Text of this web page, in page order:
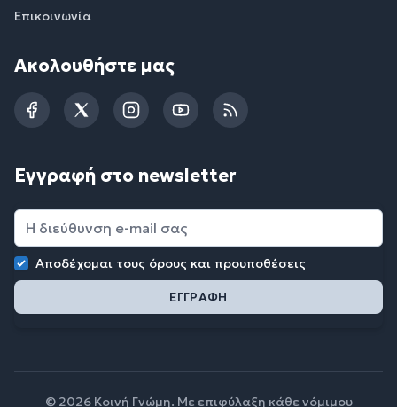
Επικοινωνία
Ακολουθήστε μας
FacebookTwitterInstagramYouTubeRSS
Εγγραφή στο newsletter
Αποδέχομαι τους όρους και προυποθέσεις
© 2026 Κοινή Γνώμη. Με επιφύλαξη κάθε νόμιμου